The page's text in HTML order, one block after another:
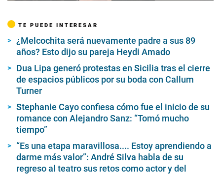
TE PUEDE INTERESAR
¿Melcochita será nuevamente padre a sus 89
años? Esto dijo su pareja Heydi Amado
Dua Lipa generó protestas en Sicilia tras el cierre
de espacios públicos por su boda con Callum
Turner
Stephanie Cayo confiesa cómo fue el inicio de su
romance con Alejandro Sanz: “Tomó mucho
tiempo”
“Es una etapa maravillosa.... Estoy aprendiendo a
darme más valor”: André Silva habla de su
regreso al teatro sus retos como actor y del